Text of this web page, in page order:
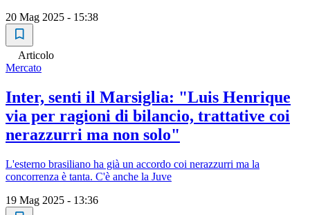
20 Mag 2025 - 15:38
Articolo
Mercato
Inter, senti il Marsiglia: "Luis Henrique
via per ragioni di bilancio, trattative coi
nerazzurri ma non solo"
L'esterno brasiliano ha già un accordo coi nerazzurri ma la
concorrenza è tanta. C'è anche la Juve
19 Mag 2025 - 13:36